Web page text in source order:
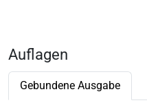
Auflagen
Gebundene Ausgabe